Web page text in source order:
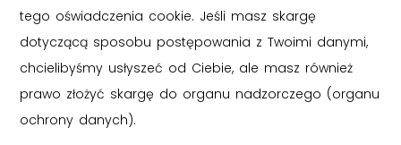
tego oświadczenia cookie. Jeśli masz skargę
dotyczącą sposobu postępowania z Twoimi danymi,
chcielibyśmy usłyszeć od Ciebie, ale masz również
prawo złożyć skargę do organu nadzorczego (organu
ochrony danych).